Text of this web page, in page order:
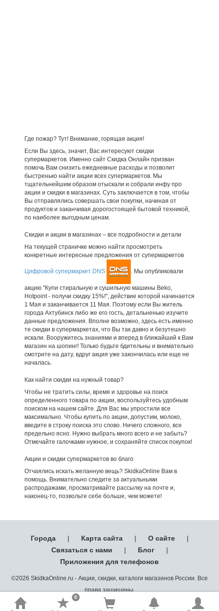
Где пожар? Тут! Внимание, горящая акция!
Если Вы здесь, значит, Вас интересуют скидки
супермаркетов. Именно сайт Скидка Онлайн призван
помочь Вам снизить ежедневные расходы и позволит
быстренько найти акции всех супермаркетов. Мы
тщательнейшим образом отыскали и собрали инфу про
акции и скидки в магазинах. Суть заключается в том, чтобы
Вы отправлялись совершать свои покупки, начиная от
продуктов и заканчивая дорогостоящей бытовой техникой,
по наиболее выгодным ценам.
Скидки и акции в магазинах – все подробности и детали
На текущей страничке можно найти просмотреть
конкретные интересные предложения от супермаркетов
Цифровой супермаркет DNS . Мы опубликовали
акцию "Купи стиральную и сушильную машины Beko,
Hotpoint - получи скидку 15%!", действие которой начинается
1 Мая и заканчивается 11 Мая. Поэтому если Вы житель
города Ахтубинск либо же его гость, детальненько изучите
данные предложения. Вполне возможно, здесь есть именно
те скидки в супермаркетах, что Вы так давно и безутешно
искали. Вооружитесь знаниями и вперед в ближайший к Вам
магазин на шопинг! Только будьте бдительны и внимательно
смотрите на дату, вдруг акция уже закончилась или еще не
началась.
Как найти скидки на нужный товар?
Чтобы не тратить силы, время и здоровье на поиск
определенного товара по акции, воспользуйтесь удобным
поиском на нашем сайте. Для Вас мы упростили все
максимально. Чтобы купить по акции, допустим, молоко,
введите в строку поиска это слово. Ничего сложного, все
предельно ясно. Нужно выбрать много всего и не забыть?
Отмечайте галочками нужное, и сохраняйте список покупок!
Акции и скидки супермаркетов во благо
Отчаялись искать желанную вещь? SkidkaOnline Вам в
помощь. Внимательно следите за актуальными
распродажами, просматривайте рассылку на почте и,
наконец-то, позвольте себе больше, чем можете!
Города | Карта сайта | О сайте
|
Связаться с нами
| Блог
|
Приложения для телефонов
©2026 SkidkaOnline.ru - Акции, скидки, каталоги магазинов России. Все
права защищены.
0